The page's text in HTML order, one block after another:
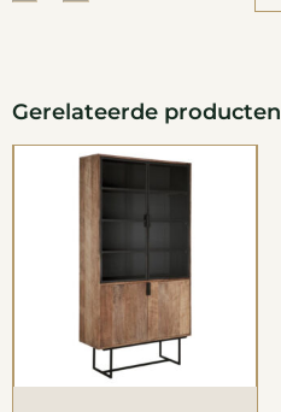
Gerelateerde producten